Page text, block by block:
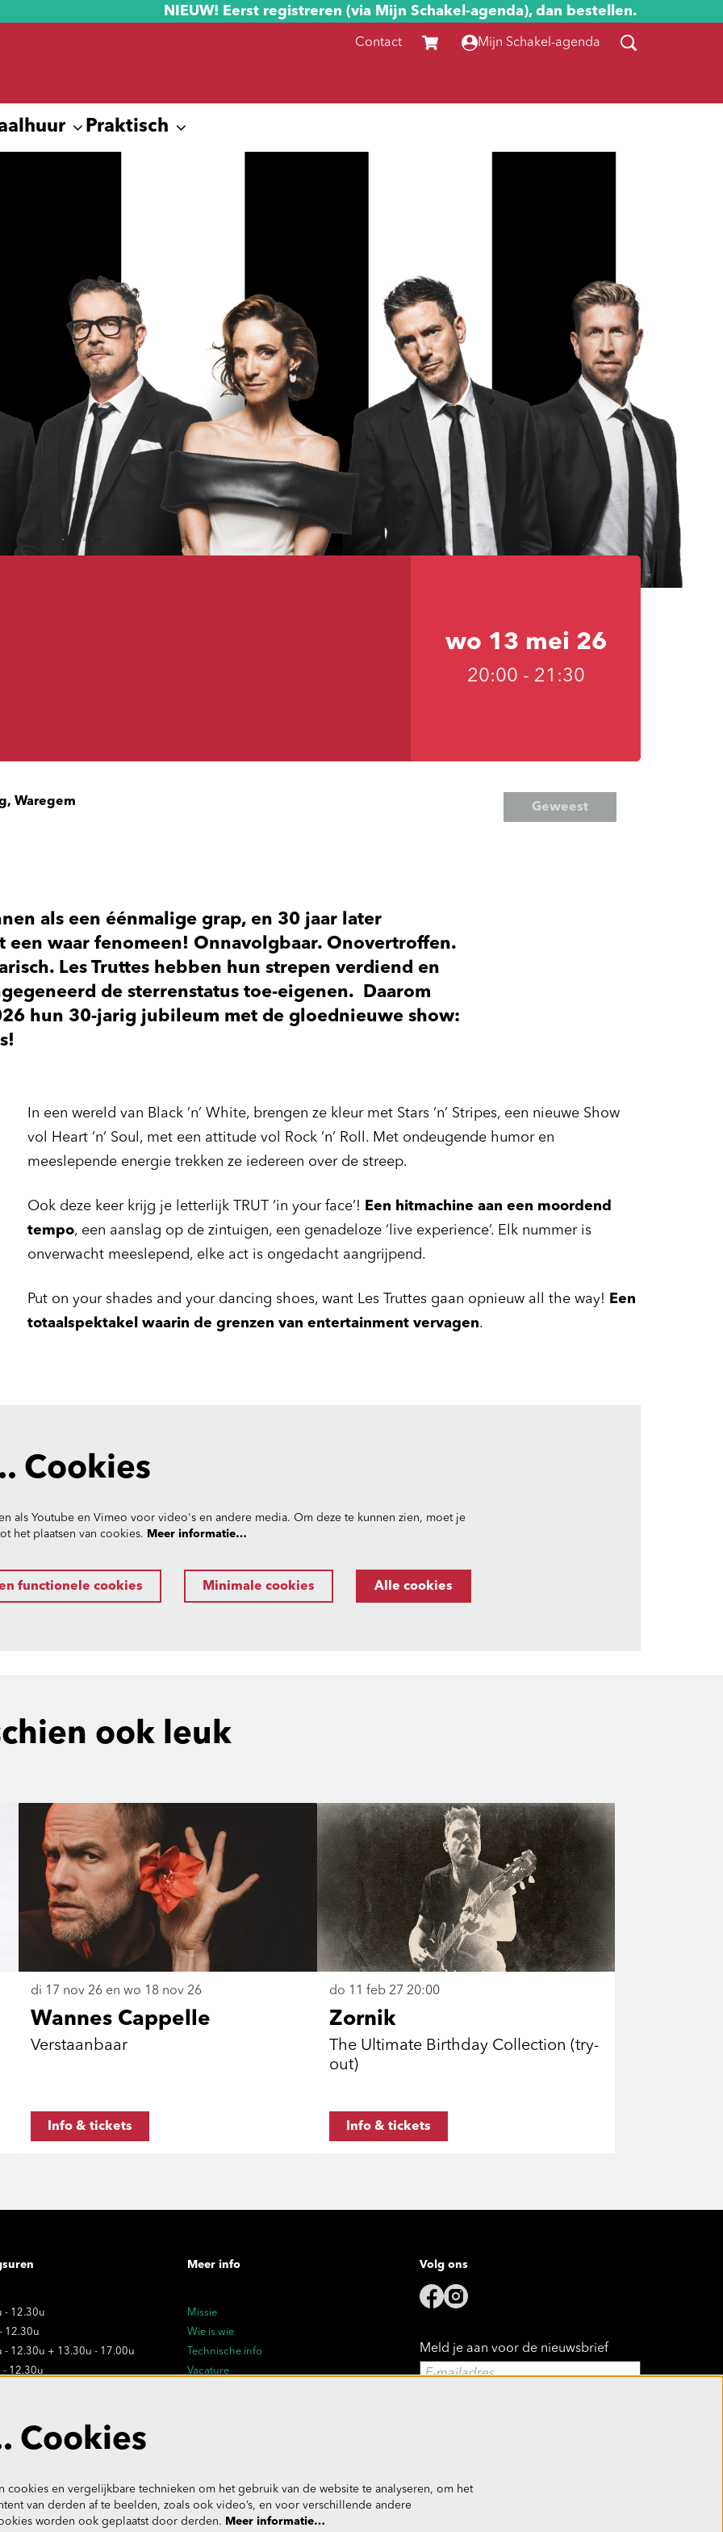
NIEUW! Eerst registreren (via Mijn Schakel-agenda), dan bestellen.
Contact Mijn Schakel-agenda
Praktisch
wo 13 mei 26
20:00 - 21:30
Waregem Geweest
als een éénmalige grap, en 30 jaar later
een waar fenomeen! Onnavolgbaar. Onovertroffen.
Les Truttes hebben hun strepen verdiend en
de sterrenstatus toe-eigenen. Daarom
hun 30-jarig jubileum met de gloednieuwe show:
In een wereld van Black ’n’ White, brengen ze kleur met Stars ’n’ Stripes, een nieuwe Show
vol Heart ’n’ Soul, met een attitude vol Rock ’n’ Roll. Met ondeugende humor en
meeslepende energie trekken ze iedereen over de streep.
Ook deze keer krijg je letterlijk TRUT ‘in your face’!
Een hitmachine aan een moordend
tempo, een aanslag op de zintuigen, een genadeloze ‘live experience’. Elk nummer is
onverwacht meeslepend, elke act is ongedacht aangrijpend.
Put on your shades and your dancing shoes, want Les Truttes gaan opnieuw all the way!
Een
totaalspektakel waarin de grenzen van entertainment vervagen.
Cookies
als Youtube en Vimeo voor video's en andere media. Om deze te kunnen zien, moet je
het plaatsen van cookies. Meer informatie…
functionele cookies Minimale cookies Alle cookies
ook leuk
Wannes Cappelle
Verstaanbaar
di 17 nov 26 enwo 18 nov 26
Info & tickets
Zornik
The Ultimate Birthday Collection (try-
out)
do 11 feb 27 20:00
Info & tickets
- 12.30u
12.30u
- 12.30u + 13.30u - 17.00u
- 12.30u
uitzonderlijk gesloten
Meer info
Missie
Wie is wie
Technische info
Vacature
Volg ons
Meld je aan voor de nieuwsbrief
overeenstemming met de
Cookies
cookies en vergelijkbare technieken om het gebruik van de website te analyseren, om het
van derden af te beelden, zoals ook video’s, en voor verschillende andere
worden ook geplaatst door derden. Meer informatie…